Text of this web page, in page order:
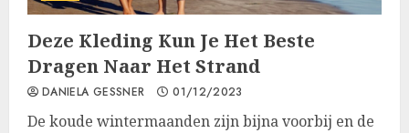
Deze Kleding Kun Je Het Beste
Dragen Naar Het Strand
DANIELA GESSNER 01/12/2023
De koude wintermaanden zijn bijna voorbij en de